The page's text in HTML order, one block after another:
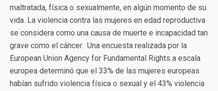
maltratada, física o sexualmente, en algún momento de su
vida. La violencia contra las mujeres en edad reproductiva
se considera como una causa de muerte e incapacidad tan
grave como el cáncer. Una encuesta realizada por la
European Union Agency for Fundamental Rights a escala
europea determinó que el 33% de las mujeres europeas
habían sufrido violencia física o sexual y el 43% violencia